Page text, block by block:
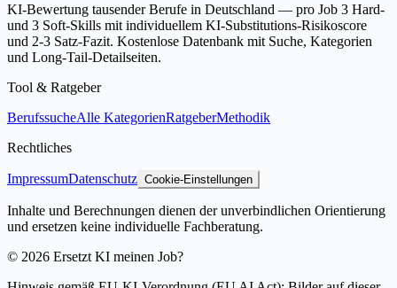
KI-Bewertung tausender Berufe in Deutschland — pro Job 3 Hard-
und 3 Soft-Skills mit individuellem KI-Substitutions-Risikoscore
und 2-3 Satz-Fazit. Kostenlose Datenbank mit Suche, Kategorien
und Long-Tail-Detailseiten.
Tool & Ratgeber
BerufssucheAlle KategorienRatgeberMethodik
Rechtliches
ImpressumDatenschutz Cookie-Einstellungen
Inhalte und Berechnungen dienen der unverbindlichen Orientierung
und ersetzen keine individuelle Fachberatung.
© 2026 Ersetzt KI meinen Job?